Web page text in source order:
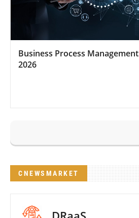
Business Process Management
2026
CNEWSMARKET